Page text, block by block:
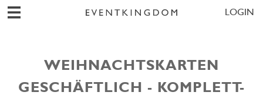
LOGIN
WEIHNACHTSKARTEN
GESCHÄFTLICH - KOMPLETT-